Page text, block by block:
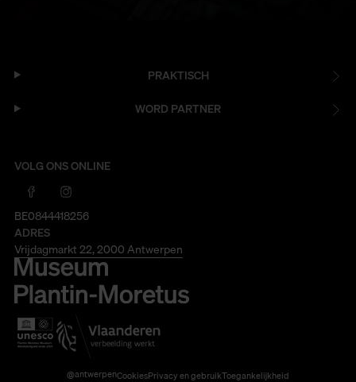
PRAKTISCH
WORD PARTNER
VOLG ONS ONLINE
BE0844418256
ADRES
Vrijdagmarkt 22, 2000 Antwerpen
@antwerpenCookiesPrivacy en gebruikToegankelijkheid